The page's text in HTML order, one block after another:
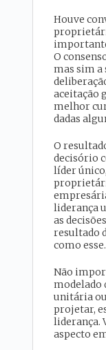
Houve
O
mas sim a
aceitação
melhor
dadas
O
decisório
líder
liderança
as
resultado
como esse.
Não
modelado
unitária
projetar,
liderança.
aspecto